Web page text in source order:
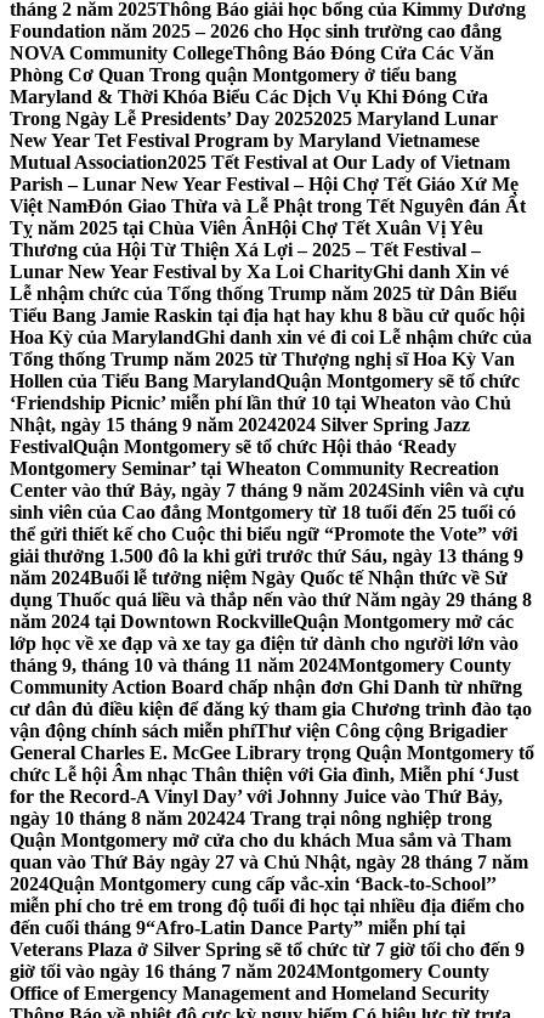
tháng 2 năm 2025Thông Báo giải học bổng của Kimmy Dương
Foundation năm 2025 – 2026 cho Học sinh trường cao đẳng
NOVA Community CollegeThông Báo Đóng Cửa Các Văn
Phòng Cơ Quan Trong quận Montgomery ở tiểu bang
Maryland & Thời Khóa Biểu Các Dịch Vụ Khi Đóng Cửa
Trong Ngày Lễ Presidents’ Day 20252025 Maryland Lunar
New Year Tet Festival Program by Maryland Vietnamese
Mutual Association2025 Tết Festival at Our Lady of Vietnam
Parish – Lunar New Year Festival – Hội Chợ Tết Giáo Xứ Mẹ
Việt NamĐón Giao Thừa và Lễ Phật trong Tết Nguyên đán Ất
Tỵ năm 2025 tại Chùa Viên ÂnHội Chợ Tết Xuân Vị Yêu
Thương của Hội Từ Thiện Xá Lợi – 2025 – Tết Festival –
Lunar New Year Festival by Xa Loi CharityGhi danh Xin vé
Lễ nhậm chức của Tổng thống Trump năm 2025 từ Dân Biểu
Tiểu Bang Jamie Raskin tại địa hạt hay khu 8 bầu cử quốc hội
Hoa Kỳ của MarylandGhi danh xin vé đi coi Lễ nhậm chức của
Tổng thống Trump năm 2025 từ Thượng nghị sĩ Hoa Kỳ Van
Hollen của Tiểu Bang MarylandQuận Montgomery sẽ tổ chức
‘Friendship Picnic’ miễn phí lần thứ 10 tại Wheaton vào Chủ
Nhật, ngày 15 tháng 9 năm 20242024 Silver Spring Jazz
FestivalQuận Montgomery sẽ tổ chức Hội thảo ‘Ready
Montgomery Seminar’ tại Wheaton Community Recreation
Center vào thứ Bảy, ngày 7 tháng 9 năm 2024Sinh viên và cựu
sinh viên của Cao đẳng Montgomery từ 18 tuổi đến 25 tuổi có
thể gửi thiết kế cho Cuộc thi biểu ngữ “Promote the Vote” với
giải thưởng 1.500 đô la khi gửi trước thứ Sáu, ngày 13 tháng 9
năm 2024Buổi lễ tưởng niệm Ngày Quốc tế Nhận thức về Sử
dụng Thuốc quá liều và thắp nến vào thứ Năm ngày 29 tháng 8
năm 2024 tại Downtown RockvilleQuận Montgomery mở các
lớp học về xe đạp và xe tay ga điện tử dành cho người lớn vào
tháng 9, tháng 10 và tháng 11 năm 2024Montgomery County
Community Action Board chấp nhận đơn Ghi Danh từ những
cư dân đủ điều kiện để đăng ký tham gia Chương trình đào tạo
vận động chính sách miễn phíThư viện Công cộng Brigadier
General Charles E. McGee Library trọng Quận Montgomery tổ
chức Lễ hội Âm nhạc Thân thiện với Gia đình, Miễn phí ‘Just
for the Record-A Vinyl Day’ với Johnny Juice vào Thứ Bảy,
ngày 10 tháng 8 năm 202424 Trang trại nông nghiệp trong
Quận Montgomery mở cửa cho du khách Mua sắm và Tham
quan vào Thứ Bảy ngày 27 và Chủ Nhật, ngày 28 tháng 7 năm
2024Quận Montgomery cung cấp vắc-xin ‘Back-to-School’’
miễn phí cho trẻ em trong độ tuổi đi học tại nhiều địa điểm cho
đến cuối tháng 9“Afro-Latin Dance Party” miễn phí tại
Veterans Plaza ở Silver Spring sẽ tổ chức từ 7 giờ tối cho đến 9
giờ tối vào ngày 16 tháng 7 năm 2024Montgomery County
Office of Emergency Management and Homeland Security